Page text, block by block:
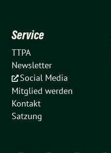
Service
TTPA
Newsletter
Social Media
Mitglied werden
Kontakt
Satzung